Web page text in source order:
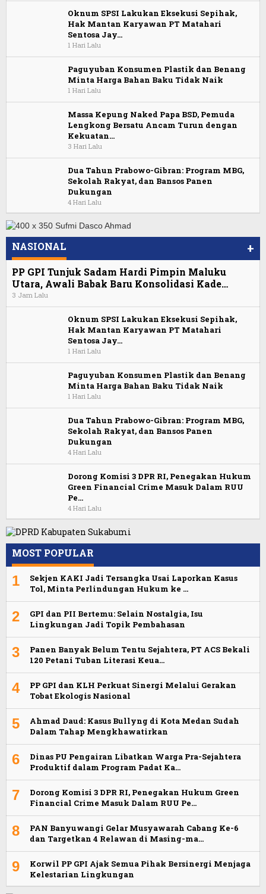
Oknum SPSI Lakukan Eksekusi Sepihak,
Hak Mantan Karyawan PT Matahari
Sentosa Jay…
1 Hari Lalu
Paguyuban Konsumen Plastik dan Benang
Minta Harga Bahan Baku Tidak Naik
1 Hari Lalu
Massa Kepung Naked Papa BSD, Pemuda
Lengkong Bersatu Ancam Turun dengan
Kekuatan…
3 Hari Lalu
Dua Tahun Prabowo-Gibran: Program MBG,
Sekolah Rakyat, dan Bansos Panen
Dukungan
4 Hari Lalu
NASIONAL +
PP GPI Tunjuk Sadam Hardi Pimpin Maluku
Utara, Awali Babak Baru Konsolidasi Kade…
3 Jam Lalu
Oknum SPSI Lakukan Eksekusi Sepihak,
Hak Mantan Karyawan PT Matahari
Sentosa Jay…
1 Hari Lalu
Paguyuban Konsumen Plastik dan Benang
Minta Harga Bahan Baku Tidak Naik
1 Hari Lalu
Dua Tahun Prabowo-Gibran: Program MBG,
Sekolah Rakyat, dan Bansos Panen
Dukungan
4 Hari Lalu
Dorong Komisi 3 DPR RI, Penegakan Hukum
Green Financial Crime Masuk Dalam RUU
Pe…
4 Hari Lalu
MOST POPULAR
1
Sekjen KAKI Jadi Tersangka Usai Laporkan Kasus
Tol, Minta Perlindungan Hukum ke …
2
GPI dan PII Bertemu: Selain Nostalgia, Isu
Lingkungan Jadi Topik Pembahasan
3
Panen Banyak Belum Tentu Sejahtera, PT ACS Bekali
120 Petani Tuban Literasi Keua…
4
PP GPI dan KLH Perkuat Sinergi Melalui Gerakan
Tobat Ekologis Nasional
5
Ahmad Daud: Kasus Bullyng di Kota Medan Sudah
Dalam Tahap Mengkhawatirkan
6
Dinas PU Pengairan Libatkan Warga Pra-Sejahtera
Produktif dalam Program Padat Ka…
7
Dorong Komisi 3 DPR RI, Penegakan Hukum Green
Financial Crime Masuk Dalam RUU Pe…
8
PAN Banyuwangi Gelar Musyawarah Cabang Ke-6
dan Targetkan 4 Relawan di Masing-ma…
9
Korwil PP GPI Ajak Semua Pihak Bersinergi Menjaga
Kelestarian Lingkungan